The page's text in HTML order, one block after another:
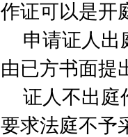
作证可以是开
申请证人出
由已方书面提
证人不出庭
要求法庭不予